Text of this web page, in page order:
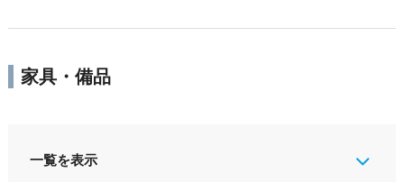
家具・備品
一覧を表示